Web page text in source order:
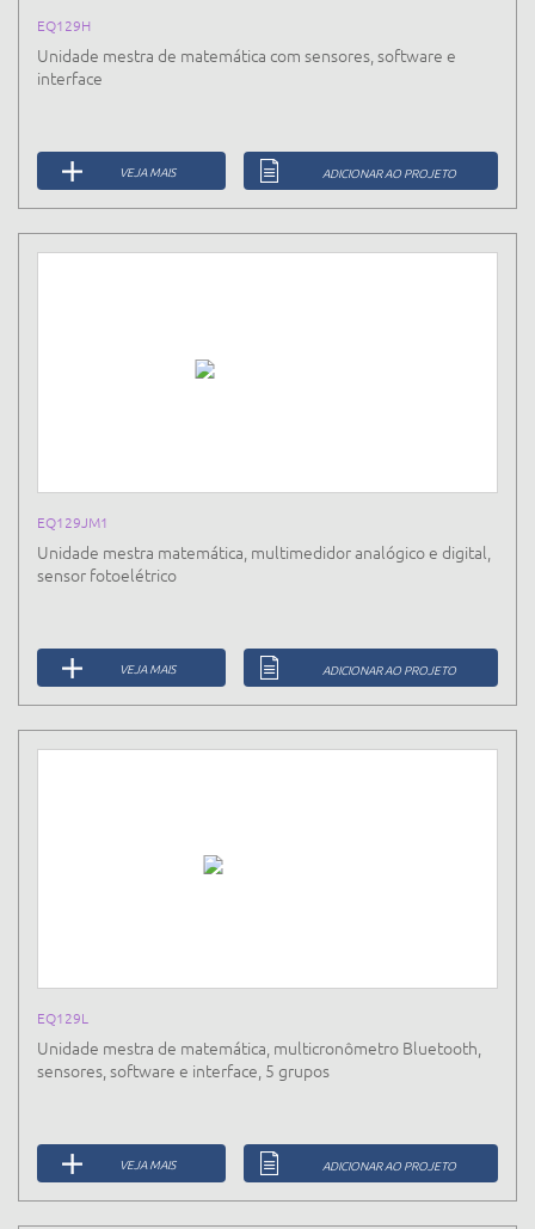
EQ129H
Unidade mestra de matemática com sensores, software e
interface
VEJA MAIS ADICIONAR AO PROJETO
EQ129JM1
Unidade mestra matemática, multimedidor analógico e digital,
sensor fotoelétrico
VEJA MAIS ADICIONAR AO PROJETO
EQ129L
Unidade mestra de matemática, multicronômetro Bluetooth,
sensores, software e interface, 5 grupos
VEJA MAIS ADICIONAR AO PROJETO